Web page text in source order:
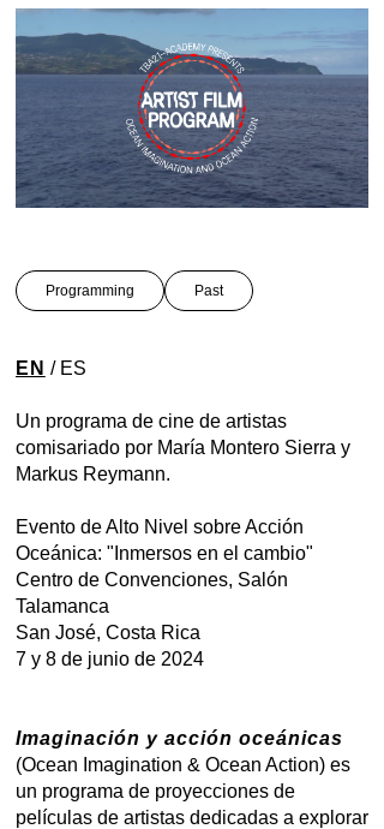
Programming Past
EN / ES
Un programa de cine de artistas
comisariado por María Montero Sierra y
Markus Reymann.
Evento de Alto Nivel sobre Acción
Oceánica: "Inmersos en el cambio"
Centro de Convenciones, Salón
Talamanca
San José, Costa Rica
7 y 8 de junio de 2024
Imaginación y acción oceánicas
(Ocean Imagination & Ocean Action) es
un programa de proyecciones de
películas de artistas dedicadas a explorar